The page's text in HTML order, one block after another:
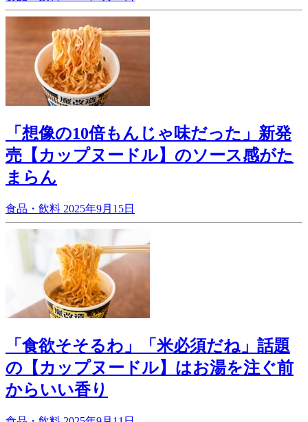
「想像の10倍もんじゃ味だった」新発
売【カップヌードル】のソース感がた
まらん
食品・飲料 2025年9月15日
「食欲そそるわ」「米必須だね」話題
の【カップヌードル】はお湯を注ぐ前
からいい香り